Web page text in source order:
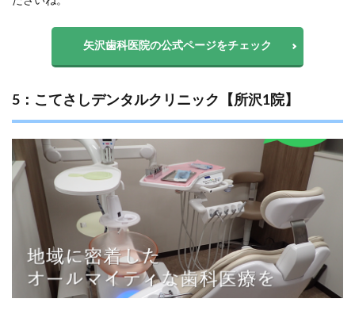
矢沢歯科医院の公式ページをチェック
5：こてさしデンタルクリニック【所沢1院】